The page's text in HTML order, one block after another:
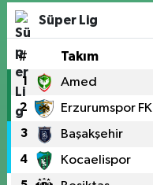
Süper Lig
# Takım
1 Amed
2 Erzurumspor FK
3 Başakşehir
4 Kocaelispor